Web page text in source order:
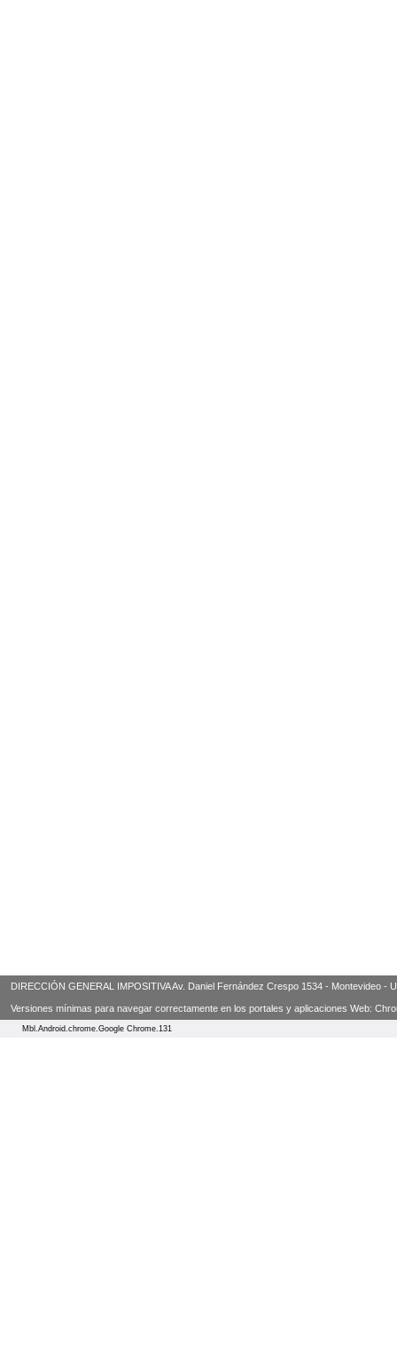
DIRECCIÓN GENERAL IMPOSITIVA Av. Daniel Fernández Crespo 1534 - Montevideo -
Versiones mínimas para navegar correctamente en los portales y aplicaciones Web:
Mbl.Android.chrome.Google Chrome.131